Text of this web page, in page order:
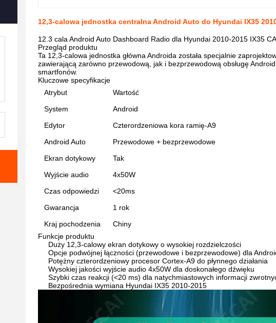
12,3-calowa jednostka centralna Android Auto do Hyundai IX35
12.3 cala Android Auto Dashboard Radio dla Hyundai 2010-2015 IX35
Przegląd produktu
Ta 12,3-calowa jednostka główna Androida została specjalnie
zawierającą zarówno przewodową, jak i bezprzewodową obsługę
smartfonów.
Kluczowe specyfikacje
Atrybut
Wartość
System
Android
Edytor
Czterordzeniowa kora ramię-A9
Android Auto
Przewodowe + bezprzewodowe
Ekran dotykowy
Tak
Wyjście audio
4x50W
Czas odpowiedzi
<20ms
Gwarancja
1 rok
Kraj pochodzenia
Chiny
Funkcje produktu
Duży 12,3-calowy ekran dotykowy o wysokiej rozdzielczości
Opcje podwójnej łączności (przewodowe i bezprzewodowe) dla
Potężny czterordzeniowy procesor Cortex-A9 do płynnego działania
Wysokiej jakości wyjście audio 4x50W dla doskonałego dźwięku
Szybki czas reakcji (<20 ms) dla natychmiastowych informacji
Bezpośrednia wymiana Hyundai IX35 2010-2015